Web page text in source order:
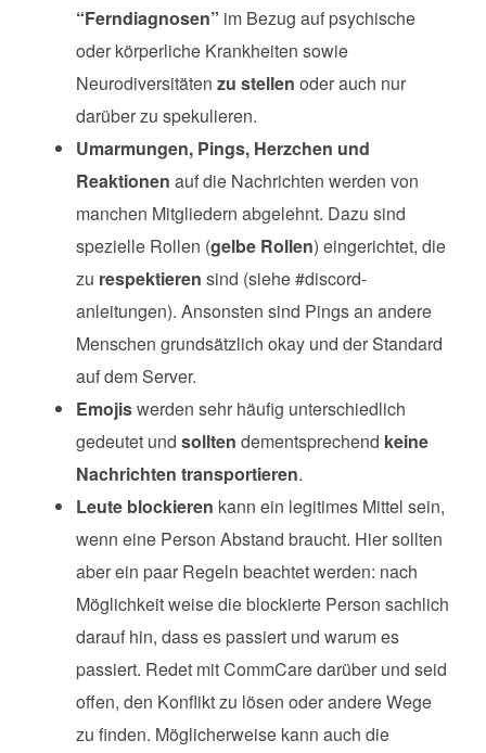
“Ferndiagnosen” im Bezug auf psychische
oder körperliche Krankheiten sowie
Neurodiversitäten zu stellen oder auch nur
darüber zu spekulieren.
Umarmungen, Pings, Herzchen und
Reaktionen auf die Nachrichten werden von
manchen Mitgliedern abgelehnt. Dazu sind
spezielle Rollen (gelbe Rollen) eingerichtet, die
zu respektieren sind (siehe #discord-
anleitungen). Ansonsten sind Pings an andere
Menschen grundsätzlich okay und der Standard
auf dem Server.
Emojiswerden sehr häufig unterschiedlich
gedeutet und sollten dementsprechend keine
Nachrichten transportieren.
Leute blockieren kann ein legitimes Mittel sein,
wenn eine Person Abstand braucht. Hier sollten
aber ein paar Regeln beachtet werden: nach
Möglichkeit weise die blockierte Person sachlich
darauf hin, dass es passiert und warum es
passiert. Redet mit CommCare darüber und seid
offen, den Konflikt zu lösen oder andere Wege
zu finden. Möglicherweise kann auch die